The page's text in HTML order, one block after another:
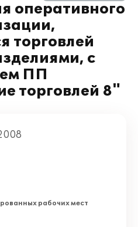
оперативного
торговлей
с
ПП
торговлей 8"
рабочих мест